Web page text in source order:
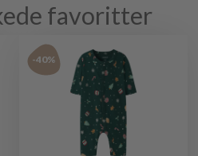
favoritter
-40%